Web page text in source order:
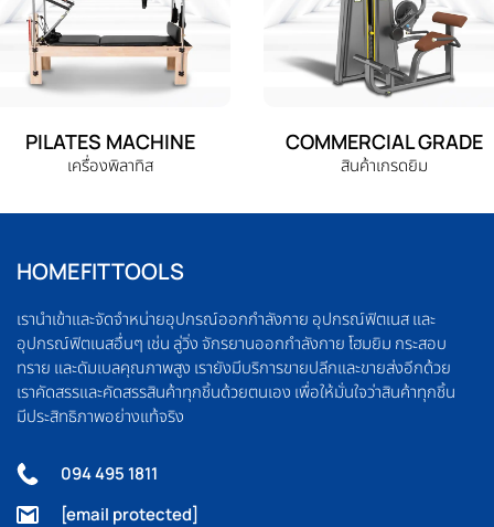
PILATES MACHINE
เครื่องพิลาทิส
COMMERCIAL GRADE
สินค้าเกรดยิม
HOMEFITTOOLS
เรานำเข้าและจัดจำหน่ายอุปกรณ์ออกกำลังกาย อุปกรณ์ฟิตเนส และ
อุปกรณ์ฟิตเนสอื่นๆ เช่น ลู่วิ่ง จักรยานออกกำลังกาย โฮมยิม กระสอบ
ทราย และดัมเบลคุณภาพสูง เรายังมีบริการขายปลีกและขายส่งอีกด้วย
เราคัดสรรและคัดสรรสินค้าทุกชิ้นด้วยตนเอง เพื่อให้มั่นใจว่าสินค้าทุกชิ้น
มีประสิทธิภาพอย่างแท้จริง
094 495 1811
[email protected]